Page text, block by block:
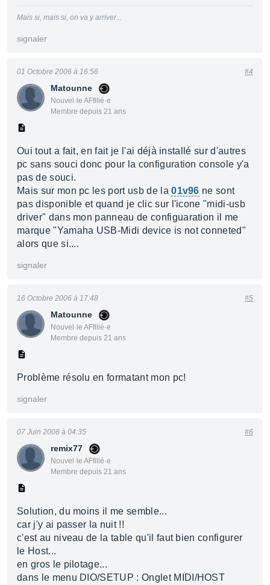
Mais si, mais si, on va y arriver...
signaler
Matounne
Nouvel·le AFfilié·e
Membre depuis 21 ans
01 Octobre 2006 à 16:56 #4
Oui tout a fait, en fait je l'ai déjà installé sur d'autres
pc sans souci donc pour la configuration console y'a
pas de souci.
Mais sur mon pc les port usb de la01v96 ne sont
pas disponible et quand je clic sur l'icone "midi-usb
driver" dans mon panneau de configuaration il me
marque "Yamaha USB-Midi device is not conneted"
alors que si....
signaler
Matounne
Nouvel·le AFfilié·e
Membre depuis 21 ans
16 Octobre 2006 à 17:48 #5
Problème résolu en formatant mon pc!
signaler
remix77
Nouvel·le AFfilié·e
Membre depuis 21 ans
07 Juin 2008 à 04:35 #6
Solution, du moins il me semble...
car j'y ai passer la nuit !!
c'est au niveau de la table qu'il faut bien configurer
le Host...
en gros le pilotage...
dans le menu DIO/SETUP : Onglet MIDI/HOST